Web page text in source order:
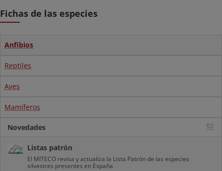
Fichas de las especies
Anfibios
Reptiles
Aves
Mamíferos
Novedades
Listas patrón
El MITECO revisa y actualiza la Lista Patrón de las especies
silvestres presentes en España